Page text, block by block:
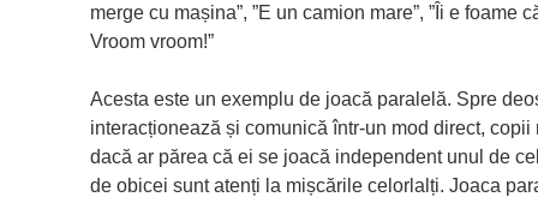
merge cu mașina”, ”E un camion mare”, ”Îi e foame
Vroom vroom!”
Acesta este un exemplu de joacă paralelă. Spre
interacționează și comunică într-un mod direct,
dacă ar părea că ei se joacă independent unul de
de obicei sunt atenți la mișcările celorlalți. Joaca